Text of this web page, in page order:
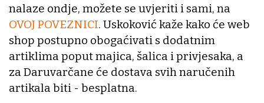
nalaze ondje, možete se uvjeriti i sami, na
OVOJ POVEZNICI. Uskoković kaže kako će web
shop postupno obogaćivati s dodatnim
artiklima poput majica, šalica i privjesaka, a
za Daruvarčane će dostava svih naručenih
artikala biti - besplatna.